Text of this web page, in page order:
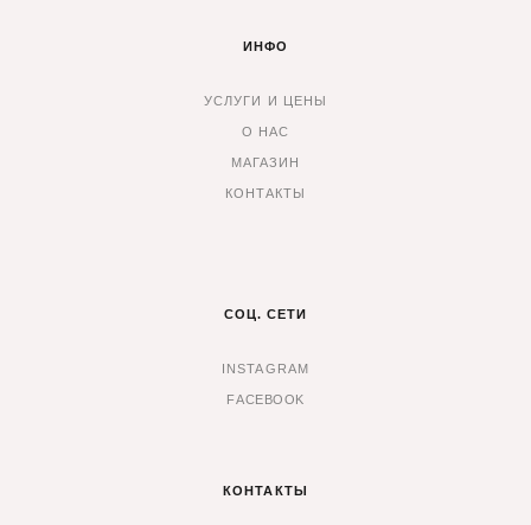
ИНФО
УСЛУГИ И ЦЕНЫ
О НАС
МАГАЗИН
КОНТАКТЫ
СОЦ. СЕТИ
INSTAGRAM
FACEBOOK
КОНТАКТЫ